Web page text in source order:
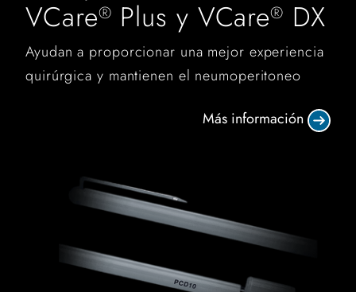
VCare® Plus y VCare® DX
Ayudan a proporcionar una mejor experiencia
quirúrgica y mantienen el neumoperitoneo
Más información